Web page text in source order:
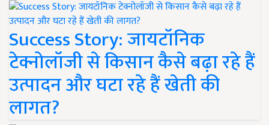
Success Story: जायटॉनिक
टेक्नोलॉजी से किसान कैसे बढ़ा रहे हैं
उत्पादन और घटा रहे हैं खेती की
लागत?